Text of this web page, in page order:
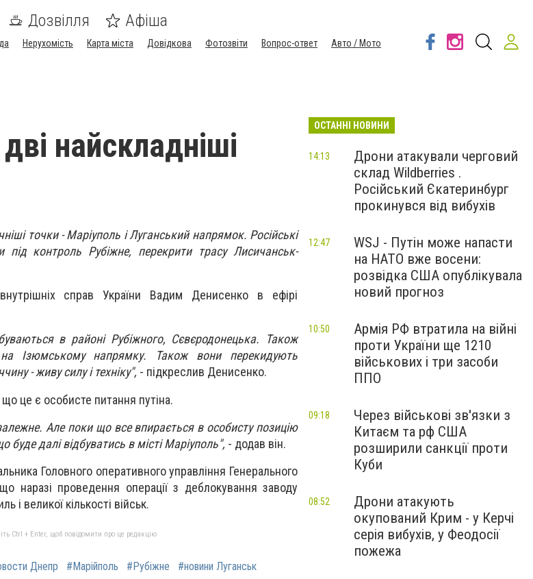
Дозвілля Афіша
Нерухомість Карта міста Довідкова Фотозвіти Вопрос-ответ
Авто / Мото
найскладніші
точки - Маріуполь і Луганський напрямок. Російські
під контроль Рубіжне, перекрити трасу Лисичанськ-
справ України Вадим Денисенко в ефірі
в районі Рубіжного, Сєвєродонецька. Також
на Ізюмському напрямку. Також вони перекидують
- живу силу і техніку", - підкреслив Денисенко.
це є особисте питання путіна.
Але поки що все впирається в особисту позицію
буде далі відбуватись в місті Маріуполь", - додав він.
Головного оперативного управління Генерального
наразі проведення операції з деблокування заводу
і великої кількості військ.
Ctrl + Enter, щоб повідомити про це редакцію
Днепр #Марійполь #Рубіжне
#новини Луганськ
ОСТАННІ НОВИНИ
Дрони атакували черговий
склад Wildberries .
Російський Єкатеринбург
прокинувся від вибухів
14:13
WSJ - Путін може напасти
на НАТО вже восени:
розвідка США опублікувала
новий прогноз
12:47
Армія РФ втратила на війні
проти України ще 1210
військових і три засоби
ППО
10:50
Через військові зв'язки з
Китаєм та рф США
розширили санкції проти
Куби
09:18
Дрони атакують
окупований Крим - у Керчі
серія вибухів, у Феодосії
пожежа
08:52